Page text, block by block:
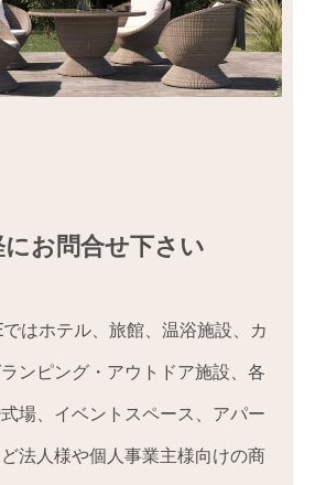
にお問合せ下さい
ではホテル、旅館、温浴施設、カ
ンピング・アウトドア施設、各
場、イベントスペース、アパー
法人様や個人事業主様向けの商